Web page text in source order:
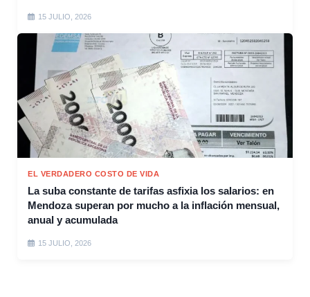
15 JULIO, 2026
EL VERDADERO COSTO DE VIDA
La suba constante de tarifas asfixia los salarios: en
Mendoza superan por mucho a la inflación mensual,
anual y acumulada
15 JULIO, 2026